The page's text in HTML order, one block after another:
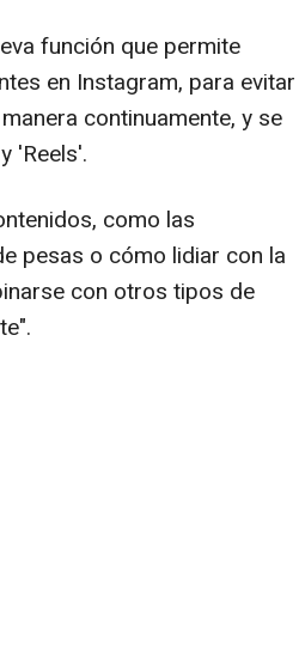
función que permite
en Instagram, para evitar
continuamente, y se
'Reels'.
como las
pesas o cómo lidiar con la
con otros tipos de